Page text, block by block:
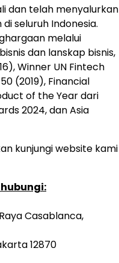
dan telah menyalurkan
seluruh Indonesia.
melalui
dan lanskap bisnis,
Winner UN Fintech
(2019), Financial
of the Year dari
2024, dan Asia
kunjungi website kami
Casablanca,
12870